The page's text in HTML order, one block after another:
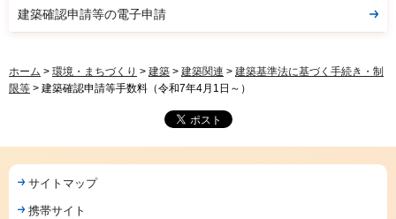
建築確認申請等の電子申請
ホーム > 環境・まちづくり > 建築 > 建築関連 > 建築基準法に基づく手続き・制
限等 > 建築確認申請等手数料（令和7年4月1日～）
サイトマップ
携帯サイト